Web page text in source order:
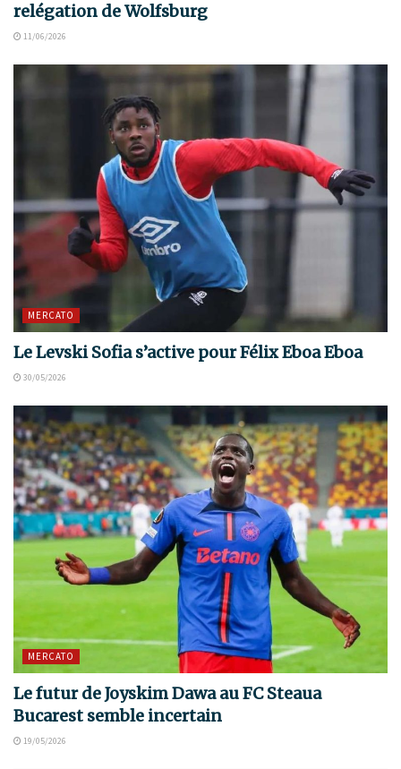
relégation de Wolfsburg
11/06/2026
MERCATO
Le Levski Sofia s’active pour Félix Eboa Eboa
30/05/2026
MERCATO
Le futur de Joyskim Dawa au FC Steaua
Bucarest semble incertain
19/05/2026